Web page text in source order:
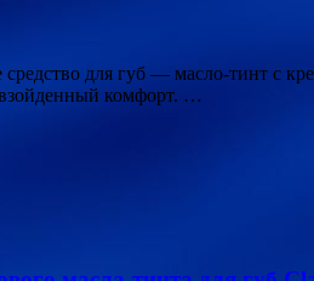
средство для губ — масло-тинт с
комфорт. …